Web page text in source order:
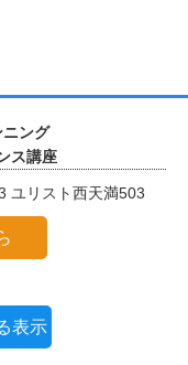
ング
ス講座
ユリスト西天満503
表示